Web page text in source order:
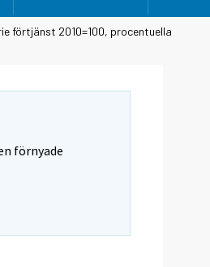
förtjänst 2010=100, procentuella
förnyade